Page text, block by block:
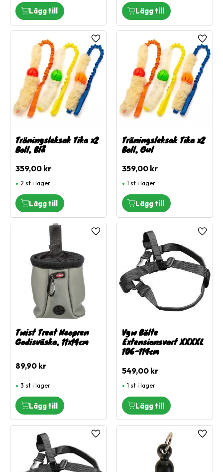
Träningsleksak Tika x2
Boll, Blå
359,00 kr
Lägg till i favoriter
2 st i lager
Träningsleksak Tika x2
Boll, Gul
359,00 kr
Lägg
1 st i lager
Twist Treat Neopren
Godisväska, 11x14cm
89,90 kr
Lägg till i favoriter
3 st i lager
Vgw Bälte
Extensionsvart XXXXL
106-114cm
549,00 kr
Lägg
1 st i lager
Lägg till i favoriter Lägg